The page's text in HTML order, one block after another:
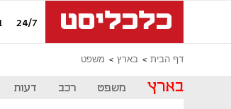
24/7
דף הבית בארץ משפט
בארץ משפט רכב דעות